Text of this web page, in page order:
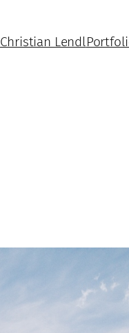
Christian Lendl